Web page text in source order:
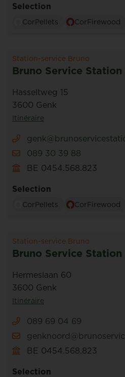
Selection
CorPellets CorFirewood
Station-service Bruno
Bruno Service Station
Hasseltweg 15
3600 Genk
Itinéraire
089 30 39 88
BE 0454.568.823
Selection
CorPellets CorFirewood
Station-service Bruno
Bruno Service
Hermeslaan 60
3600 Genk
Itinéraire
089 69 04 69
BE 0454.568.823
Selection